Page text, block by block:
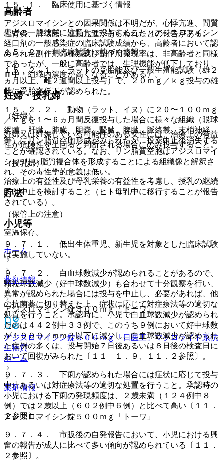
１５．１． 臨床使用に基づく情報
アジスロマイシンとの因果関係は不明だが、心悸亢進、間質
性腎炎、肝壊死、運動亢進があらわれたとの報告がある。
１５．２． 非臨床試験に基づく情報
１５．２．１． ラットの受胎能及び一般生殖能試験（雄２
ヵ月以上、雌２週間以上投与）で、２０ｍｇ／ｋｇ投与の雄
雌に受胎率低下が認められた。
１５．２．２． 動物（ラット、イヌ）に２０〜１００ｍｇ
／ｋｇを１〜６ヵ月間反復投与した場合に様々な組織（眼球
網膜、肝臓、肺臓、胆嚢、腎臓、脾臓、脈絡叢、末梢神経
等）にリン脂質空胞形成がみられたが、投薬中止後消失する
ことが確認されている。なお、リン脂質空胞はアジスロマイ
シン−リン脂質複合体を形成することによる組織像と解釈さ
れ、その毒性学的意義は低い。
貯法
（保管上の注意）
室温保存。
ホーム
薬剤情報
アジスロマイシン錠５００ｍｇ「トーワ」
アジスロマイシン錠５００ｍｇ「日医工」マクロライド系抗
生物質
ホーム
薬剤情報
アジスロマイシン錠５００ｍｇ「トーワ」
高齢者
患者の一般状態に注意して投与すること（アジスロマイシン
経口剤の一般感染症の臨床試験成績から、高齢者において認
められた副作用の種類及び副作用発現率は、非高齢者と同様
であったが、一般に高齢者では、生理機能が低下しており、
血中・組織内濃度が高くなることがある）。
妊婦・授乳婦
（妊婦）
妊婦又は妊娠している可能性のある女性には、治療上の有益
性が危険性を上回ると判断される場合にのみ投与すること。
（授乳婦）
治療上の有益性及び母乳栄養の有益性を考慮し、授乳の継続
又は中止を検討すること（ヒト母乳中に移行することが報告
されている）。
小児等
９．７．１． 低出生体重児、新生児を対象とした臨床試験
は実施していない。
９．７．２． 白血球数減少が認められることがあるので、
顆粒球数減少（好中球数減少）も合わせて十分観察を行い、
異常が認められた場合には投与を中止し、必要があれば、他
の抗菌薬に切り替えた上、症状に応じて対症療法等の適切な
処置を行うこと。承認時に、小児で白血球数減少が認められ
たのは４４２例中３３例で、このうち９例において好中球数
が１０００／ｍｍ３以下に減少し、白血球数減少が認められ
た症例の多くは、投与開始７日後あるいは８日後の検査日に
おいて回復がみられた〔１１．１．９、１１．２参照〕。
９．７．３． 下痢が認められた場合には症状に応じて投与
中止あるいは対症療法等の適切な処置を行うこと。承認時の
小児における下痢の発現頻度は、２歳未満（１２４例中８
例）では２歳以上（６０２例中６例）と比べて高い〔１１．
２参照〕。
９．７．４． 市販後の自発報告において、小児における興
奮の報告が成人に比べて多い傾向が認められている〔１１．
２参照〕。